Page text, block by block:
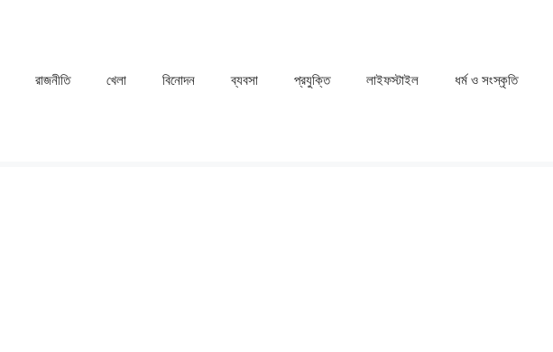
রাজনীতি খেলা ⁠বিনোদন ব্যবসা প্রযুক্তি লাইফস্টাইল ধর্ম ও সংস্কৃতি